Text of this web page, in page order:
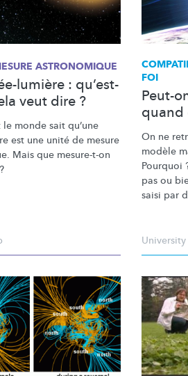
ASTRONOMIQUE
lumière : qu’est-
veut dire ?
le monde sait qu’une
est une unité de mesure
Mais que mesure-t-on
FOI
Peut-
quand
On ne
modèle
Pourquoi
pas ou
saisi par